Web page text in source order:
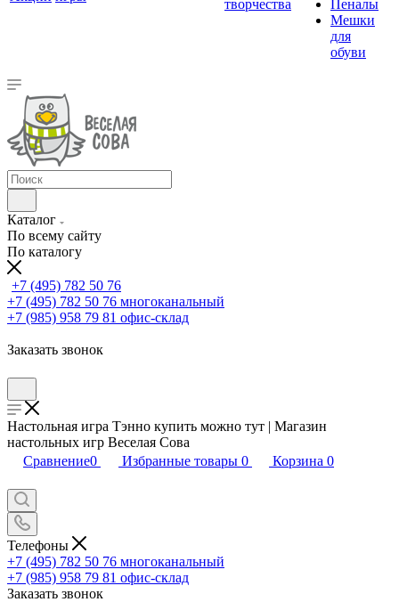
творчества
Пеналы
Мешки
для
обуви
Каталог
По всему сайту
По каталогу
+7 (495) 782 50 76
+7 (495) 782 50 76 многоканальный
+7 (985) 958 79 81 офис-склад
Заказать звонок
Настольная игра Тэнно купить можно тут | Магазин
настольных игр Веселая Сова
Сравнение0 Избранные товары 0 Корзина 0
Телефоны
+7 (495) 782 50 76 многоканальный
+7 (985) 958 79 81 офис-склад
Заказать звонок